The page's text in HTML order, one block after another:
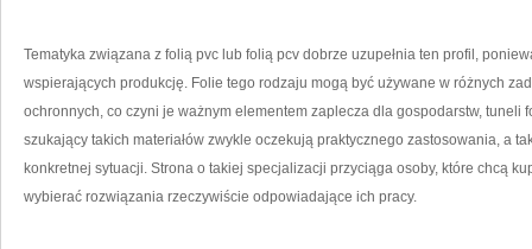
Tematyka związana z folią pvc lub folią pcv dobrze uzupełnia ten profil,
wspierających produkcję. Folie tego rodzaju mogą być używane w różnych
ochronnych, co czyni je ważnym elementem zaplecza dla gospodarstw, tuneli
szukający takich materiałów zwykle oczekują praktycznego zastosowania, a
konkretnej sytuacji. Strona o takiej specjalizacji przyciąga osoby, które chcą
wybierać rozwiązania rzeczywiście odpowiadające ich pracy.